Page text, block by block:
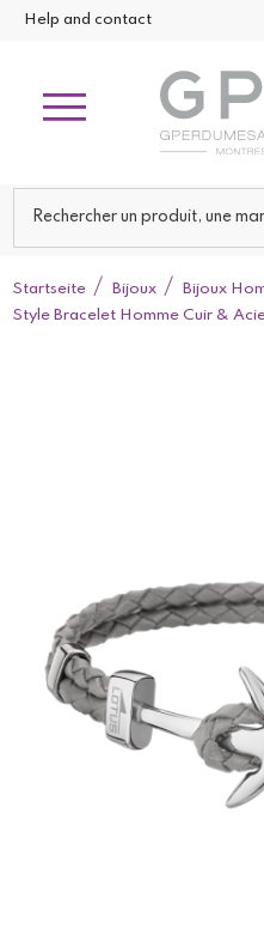
Help and contact
Startseite Bijoux Bijoux
Style Bracelet Homme Cuir &